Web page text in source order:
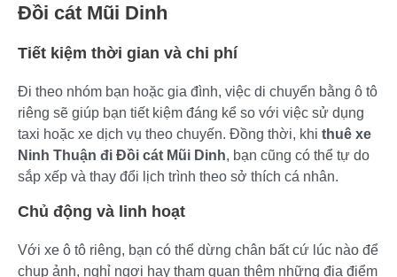
Đồi cát Mũi Dinh
Tiết kiệm thời gian và chi phí
Đi theo nhóm bạn hoặc gia đình, việc di chuyển bằng ô tô
riêng sẽ giúp bạn tiết kiệm đáng kể so với việc sử dụng
taxi hoặc xe dịch vụ theo chuyến. Đồng thời, khi thuê xe
Ninh Thuận đi Đồi cát Mũi Dinh, bạn cũng có thể tự do
sắp xếp và thay đổi lịch trình theo sở thích cá nhân.
Chủ động và linh hoạt
Với xe ô tô riêng, bạn có thể dừng chân bất cứ lúc nào để
chụp ảnh, nghỉ ngơi hay tham quan thêm những địa điểm